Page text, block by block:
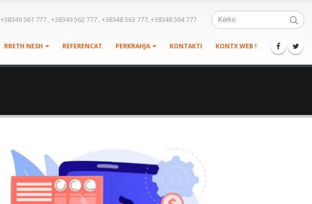
+38349 561 777 , +38349 562 777 , +38348 563 777, +38348 564 777
RRETH NESH REFERENCAT PERKRAHJA KONTAKTI KONTX WEB !